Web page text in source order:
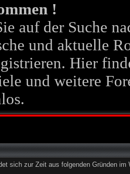
!
auf der Suche
und aktuelle
Hier
und weitere
sich zur Zeit aus folgenden Gründen im